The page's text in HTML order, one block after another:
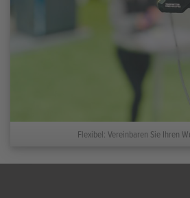
Flexibel: Vereinbaren Sie Ihren